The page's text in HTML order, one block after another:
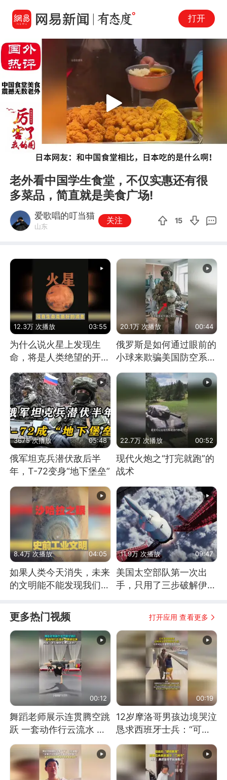
打开
01:35
Play
老外看中国学生食堂，不仅实惠还有很
多菜品，简直就是美食广场!
爱歌唱的叮当猫
山东
关注 15
12.3万 次播放 03:55
为什么说火星上发现生
命，将是人类绝望的开
始？
20.1万 次播放 00:44
俄罗斯是如何通过眼前的
小球来欺骗美国防空系统
的
3675 次播放 05:48
俄军坦克兵潜伏敌后半
年，T-72变身“地下堡垒”
22.7万 次播放 00:52
现代火炮之“打完就跑”的
战术
8.4万 次播放 04:05
如果人类今天消失，未来
的文明能不能发现我们存
11.9万 次播放 09:47
美国太空部队第一次出
手，只用了三步破解伊朗
更多热门视频 打开应用 查看更多
00:12
舞蹈老师展示连贯腾空跳
跃 一套动作行云流水 节
奏感拉满 网友：怎么做
到又舞又武的？
00:19
12岁摩洛哥男孩边境哭泣
恳求西班牙士兵：“可不
可以不要把我遣返回国”